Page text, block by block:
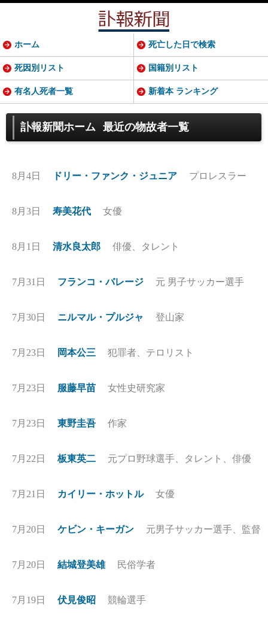
訃報新聞ホーム 最近の物故者一覧
8月4日 ドリー・ファンク・ジュニア プロレスラー
8月3日 寿美花代 女優
8月1日 清水良太郎 俳優、タレント
7月31日 フランコ・バレージ 元 男子サッカー選手
7月30日 ニルマル・プルジャ 登山家
7月23日 岡本公三 犯罪者、テロリスト
7月23日 服藤早苗 女性史研究家
7月23日 東野圭吾 作家
7月22日 板東英二 元プロ野球選手、タレント、俳優
7月21日 カイリー・ホットル 女優
7月20日 ケビン・キーガン 元男子サッカー選手、監督
7月20日 結城登美雄 民俗学者
7月19日 伏見俊昭 競輪選手
ホーム 死亡した日で検索
死因別リスト 国籍別リスト
有名人死者一覧 新着本 ランキング